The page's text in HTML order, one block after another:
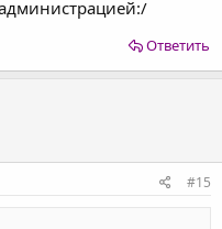
Ответить
#15